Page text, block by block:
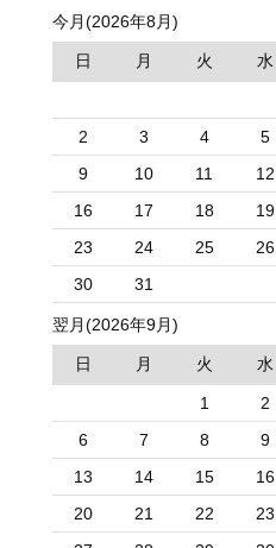
今月(2026年8月)
日 月 火 水
2
3 4 5
9
10 11 12
16
17 18 19
23
24 25 26
30
31
翌月(2026年9月)
日 月 火 水
1 2
6
7 8 9
13
14 15 16
20
21 22 23